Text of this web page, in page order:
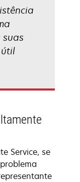
Service, se